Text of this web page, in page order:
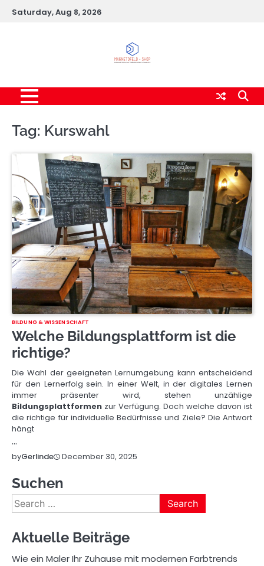
SkipSaturday, Aug 8, 2026
Tag: Kurswahl
BILDUNG & WISSENSCHAFT
Welche Bildungsplattform ist die
richtige?
Die Wahl der geeigneten Lernumgebung kann entscheidend
für den Lernerfolg sein. In einer Welt, in der digitales Lernen
immer präsenter wird, stehen unzählige
Bildungsplattformen zur Verfügung. Doch welche davon ist
die richtige für individuelle Bedürfnisse und Ziele? Die Antwort
hängt
…
byGerlinde December 30, 2025
Suchen
Search
for:
Aktuelle Beiträge
Wie ein Maler Ihr Zuhause mit modernen Farbtrends